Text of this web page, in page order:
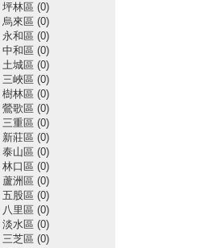
坪林區 (0)
烏來區 (0)
永和區 (0)
中和區 (0)
土城區 (0)
三峽區 (0)
樹林區 (0)
鶯歌區 (0)
三重區 (0)
新莊區 (0)
泰山區 (0)
林口區 (0)
蘆洲區 (0)
五股區 (0)
八里區 (0)
淡水區 (0)
三芝區 (0)